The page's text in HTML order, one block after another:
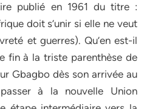
publié en 1961 du titre :
doit s’unir si elle ne veut
et guerres). Qu’en est-il
fin à la triste parenthèse de
Gbagbo dès son arrivée au
à la nouvelle Union